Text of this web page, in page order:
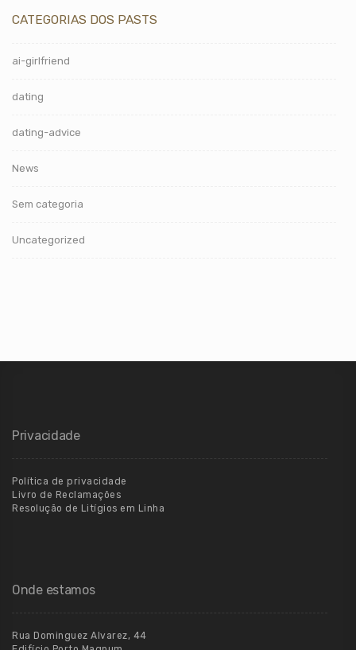
CATEGORIAS DOS PASTS
ai-girlfriend
dating
dating-advice
News
Sem categoria
Uncategorized
Privacidade
Política de privacidade
Livro de Reclamações
Resolução de Litígios em Linha
Onde estamos
Rua Dominguez Alvarez, 44